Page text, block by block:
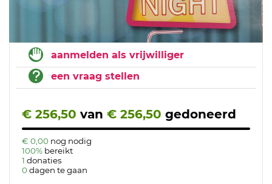
aanmelden als vrijwilliger
een vraag stellen
€ 256,50 van € 256,50 gedoneerd
€ 0,00 nog nodig
100% bereikt
1 donaties
0 dagen te gaan